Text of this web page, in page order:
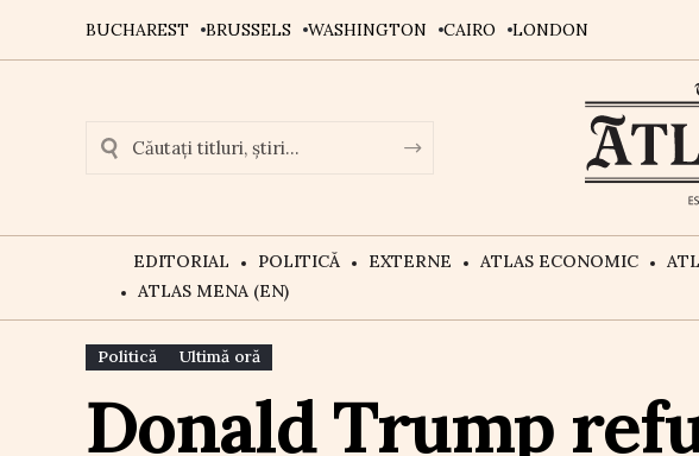
BUCHAREST BRUSSELS WASHINGTON CAIRO LONDON
EDITORIAL POLITICĂ EXTERNE ATLAS ECONOMIC
ATLAS MENA (EN)
Politică Ultimă oră
Donald Trump